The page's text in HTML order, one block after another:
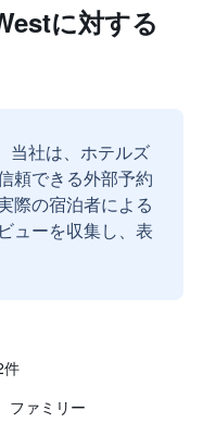
に対する
当社は、ホテルズ
頼できる外部予約
際の宿泊者による
ューを収集し、表
件
ファミリー